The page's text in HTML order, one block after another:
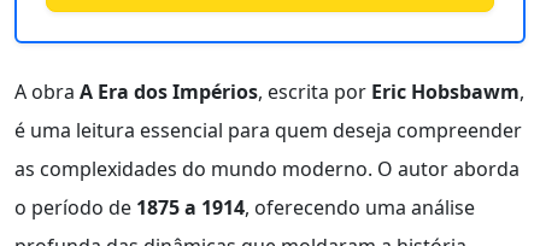
A obra A Era dos Impérios, escrita por Eric Hobsbawm,
é uma leitura essencial para quem deseja compreender
as complexidades do mundo moderno. O autor aborda
o período de 1875 a 1914, oferecendo uma análise